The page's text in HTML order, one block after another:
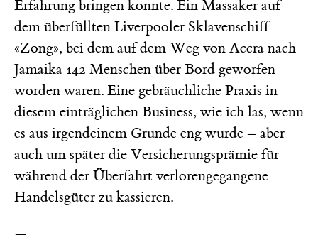
Erfahrung bringen konnte. Ein Massaker auf
dem überfüllten Liverpooler Sklavenschiff
«Zong», bei dem auf dem Weg von Accra nach
Jamaika 142 Menschen über Bord geworfen
worden waren. Eine gebräuchliche Praxis in
diesem einträglichen Business, wie ich las, wenn
es aus irgendeinem Grunde eng wurde – aber
auch um später die Versicherungsprämie für
während der Überfahrt verlorengegangene
Handelsgüter zu kassieren.
—